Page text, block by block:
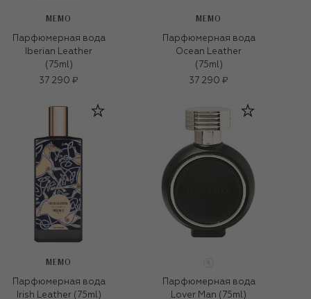
MEMO
Парфюмерная вода
Iberian Leather
(75ml)
37 290 ₽
MEMO
Парфюмерная вода
Ocean Leather
(75ml)
37 290 ₽
MEMO
Парфюмерная вода
Irish Leather (75ml)
Парфюмерная вода
Lover Man (75ml)